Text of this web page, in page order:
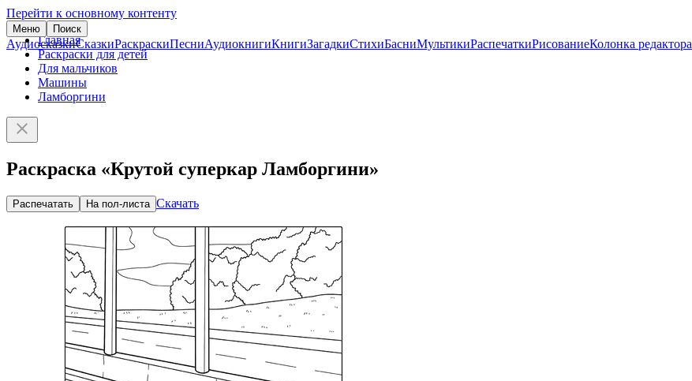
Перейти к основному контенту
Меню Поиск
АудиосказкиСказкиРаскраскиПесниАудиокнигиКнигиЗагадкиСтихиБасниМультикиРаспечаткиРисованиеКолонка редактора
Главная
Раскраски для детей
Для мальчиков
Машины
Ламборгини
Раскраска «Крутой суперкар Ламборгини»
Распечатать На пол-листа Скачать